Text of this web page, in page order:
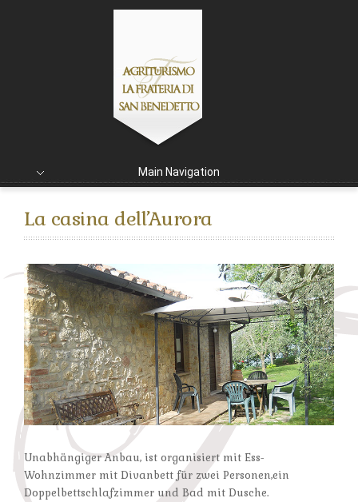
Main Navigation
La casina dell’Aurora
Unabhängiger Anbau, ist organisiert mit Ess-
Wohnzimmer mit Divanbett für zwei Personen,ein
Doppelbettschlafzimmer und Bad mit Dusche.